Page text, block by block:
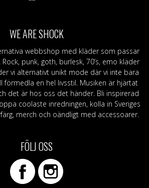
WE ARE SHOCK
webbshop med kläder som passar
punk, goth, burlesk, 70’s, emo kläder
vi alternativt unikt mode där vi inte bara
förmedla en hel livsstil. Musiken är hjärtat
det är hos oss det händer. Bli inspirerad
coolaste inredningen, kolla in Sveriges
merch och oändligt med accessoarer.
FÖLJ OSS